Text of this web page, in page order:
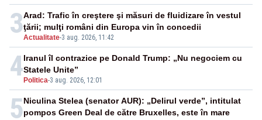
3Actualitate-3 aug. 2026, 11:42
Arad: Trafic în creştere şi măsuri de fluidizare în vestul
ţării; mulţi români din Europa vin în concedii
4 Politica-3 aug. 2026, 12:01
Iranul îl contrazice pe Donald Trump: „Nu negociem cu
Statele Unite”
5Niculina Stelea (senator AUR): „Delirul verde”, intitulat
pompos Green Deal de către Bruxelles, este în mare